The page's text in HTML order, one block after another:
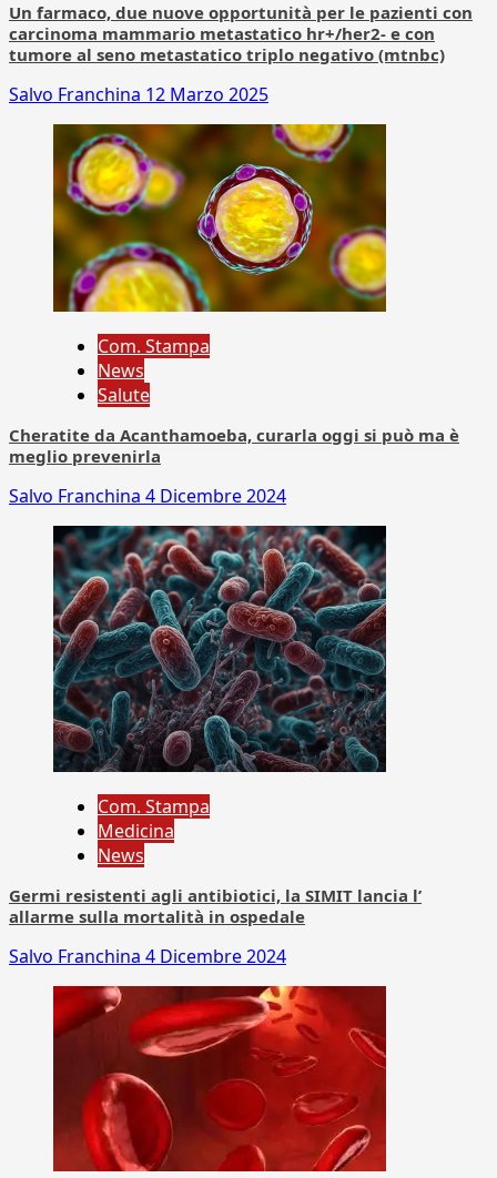
Un farmaco, due nuove opportunità per le pazienti con
carcinoma mammario metastatico hr+/her2- e con
tumore al seno metastatico triplo negativo (mtnbc)
Salvo Franchina 12 Marzo 2025
Com. Stampa
News
Salute
Cheratite da Acanthamoeba, curarla oggi si può ma è
meglio prevenirla
Salvo Franchina 4 Dicembre 2024
Com. Stampa
Medicina
News
Germi resistenti agli antibiotici, la SIMIT lancia l’
allarme sulla mortalità in ospedale
Salvo Franchina 4 Dicembre 2024